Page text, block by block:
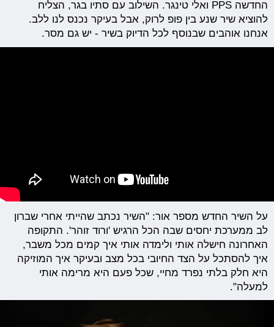
החדשה PPS ואלי טינגר. השילוב עם סתיו בגר, הצליח
להוציא שיר שנע בין פופ לרוק, אבל בעיקר נכנס לנו ללב.
אנחנו אוהבים שבנוסף לכל הדיוק בשיר - יש גם מסר.
על השיר החדש מספר אור: "השיר נכתב שהייתי אחרי שברון
לב ממערכת יחסים שבה הכל הרגיש 'ורוד זוהר'. התקופה
האחרונה חישלה אותי ולימדה אותי איך קמים מכל משבר,
איך להסתכל על הצד החיובי בכל מצב ובעיקר איך המוזיקה
היא חלק בלתי נפרד מחיי, שכל פעם היא מרימה אותי
למעלה".